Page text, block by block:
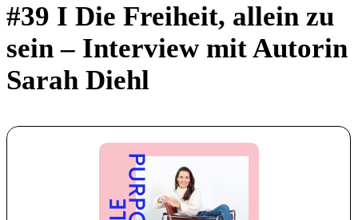
#39 I Die Freiheit, allein zu
sein – Interview mit Autorin
Sarah Diehl